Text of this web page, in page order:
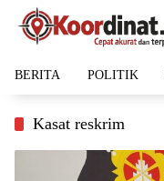
Langsung
BERITA POLITIK
Kasat reskrim